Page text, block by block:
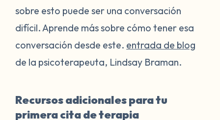
sobre esto puede ser una conversación
difícil. Aprende más sobre cómo tener esa
conversación desde este. entrada de blog
de la psicoterapeuta, Lindsay Braman.
Recursos adicionales para tu
primera cita de terapia